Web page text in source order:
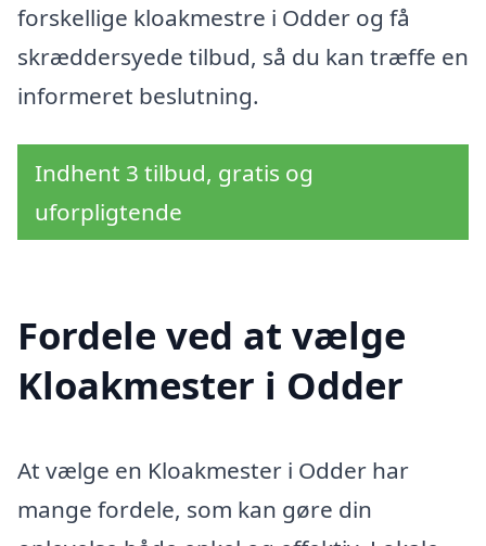
forskellige kloakmestre i Odder og få
skræddersyede tilbud, så du kan træffe en
informeret beslutning.
Indhent 3 tilbud, gratis og
uforpligtende
Fordele ved at vælge
Kloakmester i Odder
At vælge en Kloakmester i Odder har
mange fordele, som kan gøre din